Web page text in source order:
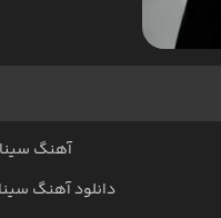
آهنگ
دانلود آهنگ